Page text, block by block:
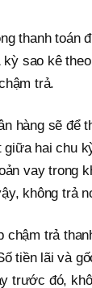
thanh toán
sao kê
trả.
hàng sẽ để
hai chu
vay trong
không trả
trả
tiền lãi và
trước đó,